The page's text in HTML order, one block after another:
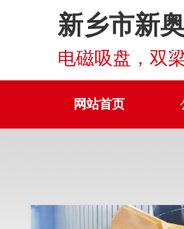
新乡市新
电磁吸盘，双
网站首页